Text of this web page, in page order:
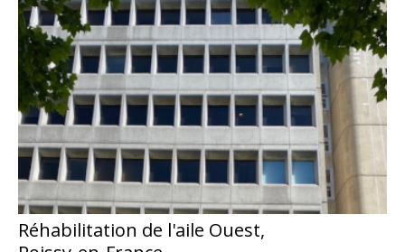
Réhabilitation de l'aile Ouest,